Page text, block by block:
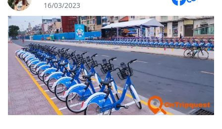
16/03/2023